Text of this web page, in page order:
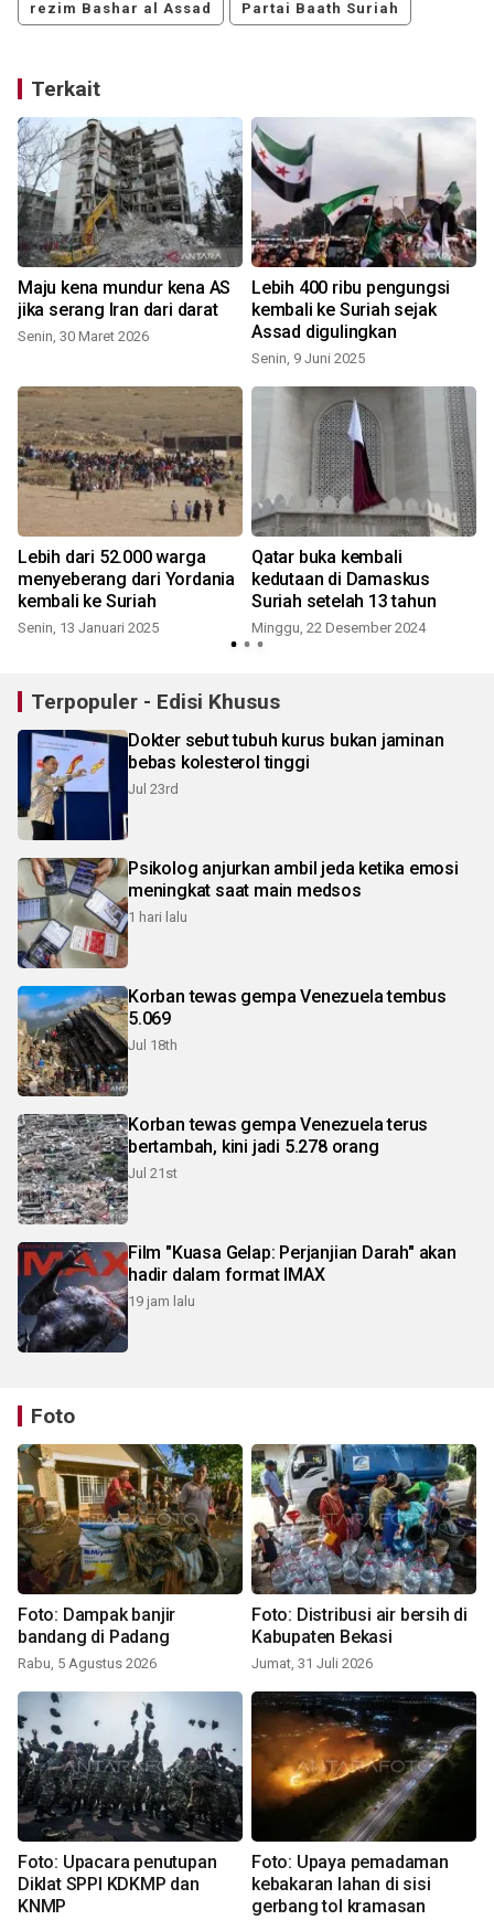
rezim Bashar al Assad Partai Baath Suriah
Terkait
Maju kena mundur kena AS
jika serang Iran dari darat
Senin, 30 Maret 2026
Lebih 400 ribu pengungsi
kembali ke Suriah sejak
Assad digulingkan
Senin, 9 Juni 2025
Lebih dari 52.000 warga
menyeberang dari Yordania
kembali ke Suriah
Senin, 13 Januari 2025
Qatar buka kembali
kedutaan di Damaskus
Suriah setelah 13 tahun
Minggu, 22 Desember 2024
Terpopuler - Edisi Khusus
Dokter sebut tubuh kurus bukan jaminan
bebas kolesterol tinggi
Jul 23rd
Psikolog anjurkan ambil jeda ketika emosi
meningkat saat main medsos
1 hari lalu
Korban tewas gempa Venezuela tembus
5.069
Jul 18th
Korban tewas gempa Venezuela terus
bertambah, kini jadi 5.278 orang
Jul 21st
Film "Kuasa Gelap: Perjanjian Darah" akan
hadir dalam format IMAX
19 jam lalu
Foto
Foto: Dampak banjir
bandang di Padang
Rabu, 5 Agustus 2026
Foto: Distribusi air bersih di
Kabupaten Bekasi
Jumat, 31 Juli 2026
Foto: Upacara penutupan
Diklat SPPI KDKMP dan
KNMP
Foto: Upaya pemadaman
kebakaran lahan di sisi
gerbang tol kramasan